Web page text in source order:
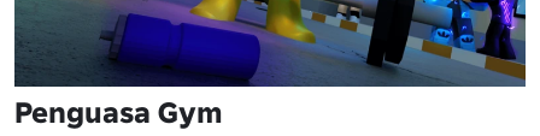
Penguasa Gym